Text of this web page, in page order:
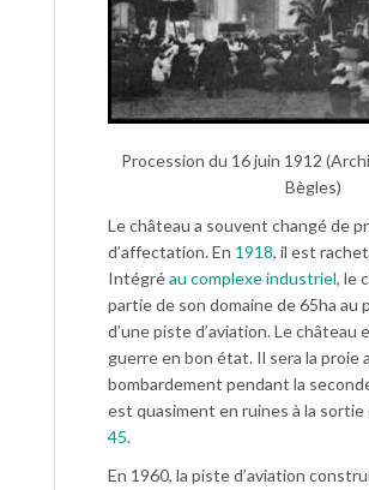
Procession du 16 juin 1912
Bègles)
Le château a souvent changé de
d’affectation. En 1918, il est
Intégréau complexe industriel, le
partie de son domaine de 65ha au
d’une piste d’aviation. Le château
guerre en bon état. Il sera la proie
bombardement pendant la
est quasiment en ruines à la sortie
45.
En 1960, la piste d’aviation